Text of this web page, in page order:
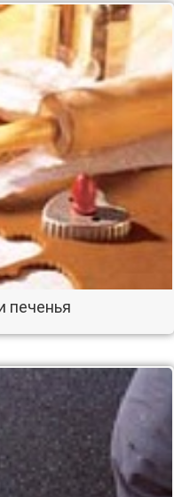
печенья